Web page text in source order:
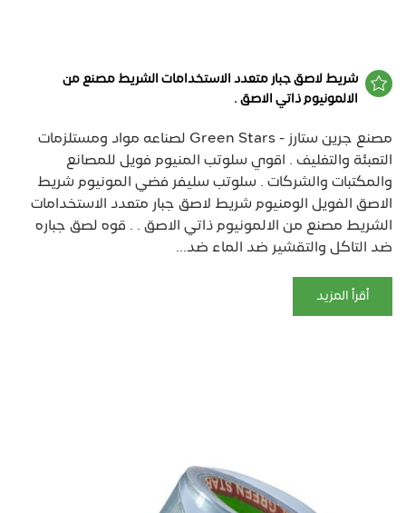
شريط لاصق جبار متعدد الاستخدامات الشريط مصنع من
الالمونيوم ذاتي الاصق .
مصنع جرين ستارز - Green Stars لصناعه مواد ومستلزمات
التعبئة والتغليف . اقوي سلوتب المنيوم فويل للمصانع
والمكتبات والشركات . سلوتب سليفر فضي المونيوم شريط
الاصق الفويل الومنيوم شريط لاصق جبار متعدد الاستخدامات
الشريط مصنع من الالمونيوم ذاتي الاصق . . قوه لصق جباره
ضد التاكل والتقشير ضد الماء ضد...
أقرأ المزيد